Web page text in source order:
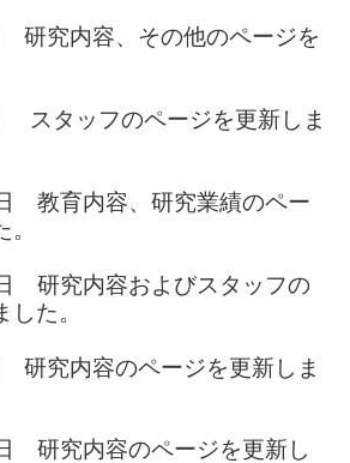
研究内容、その他のページを
スタッフのページを更新しま
教育内容、研究業績のペー
研究内容およびスタッフの
した。
研究内容のページを更新しま
研究内容のページを更新し